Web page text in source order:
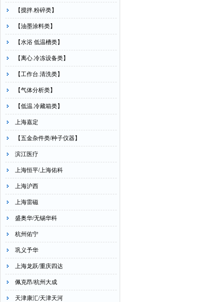
【搅拌.粉碎类】
【油墨涂料类】
【水浴 低温槽类】
【离心.冷冻设备类】
【工作台.清洗类】
【气体分析类】
【低温.冷藏箱类】
上海嘉定
【五金杂件类/种子仪器】
滨江医疗
上海恒平/上海佑科
上海沪西
上海雷磁
盛奥华/无锡华科
杭州佑宁
巩义予华
上海龙跃/重庆四达
佩克昂/杭州大成
天津康汇/天津天河